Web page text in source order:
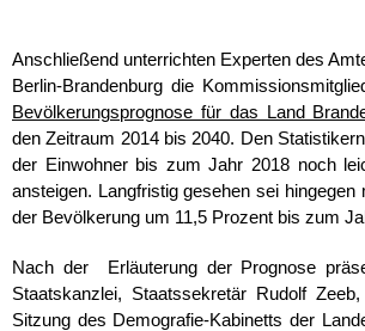
Anschließend unterrichten Experten des
Berlin-Brandenburg die
Bevölkerungsprognose für das Land
den Zeitraum 2014 bis 2040. Den
der Einwohner bis zum Jahr 2018 noch
ansteigen. Langfristig gesehen sei hingegen
der Bevölkerung um 11,5 Prozent bis zum
Nach der Erläuterung der Prognose
Staatskanzlei, Staatssekretär Rudolf
Sitzung des Demografie-Kabinetts der